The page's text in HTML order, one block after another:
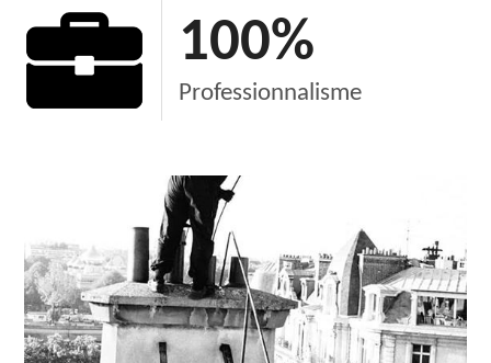
100%
Professionnalisme